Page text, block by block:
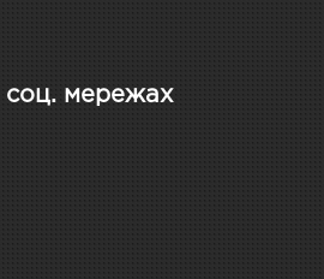
соц. мережах